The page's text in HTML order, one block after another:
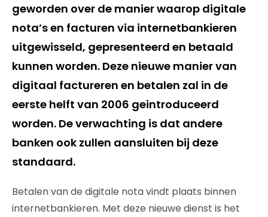
geworden over de manier waarop digitale
nota’s en facturen via internetbankieren
uitgewisseld, gepresenteerd en betaald
kunnen worden. Deze nieuwe manier van
digitaal factureren en betalen zal in de
eerste helft van 2006 geintroduceerd
worden. De verwachting is dat andere
banken ook zullen aansluiten bij deze
standaard.
Betalen van de digitale nota vindt plaats binnen
internetbankieren. Met deze nieuwe dienst is het